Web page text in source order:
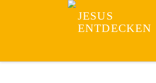
JESUS
ENTDECKEN